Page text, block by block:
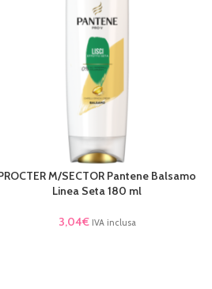
TUTTOM/SECTOR Pantene Balsamo
Linea Seta 180 ml
3,04€ IVA inclusa